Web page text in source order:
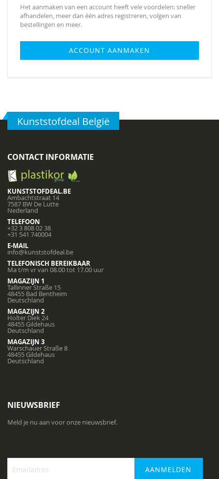
Het aanmaken van een account heeft vele voordelen: sneller
afhandelen, meer dan één adres registreren, volgen van
bestellingen en meer.
ACCOUNT AANMAKEN
Kunststofdeal België
CONTACT INFORMATIE
KUNSTSTOFDEAL.BE
Ambachtstraat 14
7587 BW De Lutte
Nederland
TELEFOON
+32 3 808 02 38
+31 541 740004
E-MAIL
info@kunststofdeal.be
TELEFONISCH BEREIKBAAR
Ma t/m vr van 08.00 tot 17.00 uur
MAGAZIJN 1
Tallinner Straße 15
48455 Bad Bentheim
Deutschland
MAGAZIJN 2
Holter Diek 24
48455 Gildehaus
Deutschland
MAGAZIJN 3
Warschauer Straße 8
48455 Gildehaus
Deutschland
NIEUWSBRIEF
Meld je nu aan voor onze nieuwsbrief.
AANMELDEN